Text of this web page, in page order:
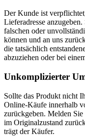
Der Kunde ist
Lieferadresse
falschen oder
können und an uns
die tatsächlich
abzuziehen oder bei
Unkomplizierter
Sollte das Produkt nicht
Online-Käufe innerhalb
zurückgeben. Melden
im Originalzustand
trägt der Käufer.